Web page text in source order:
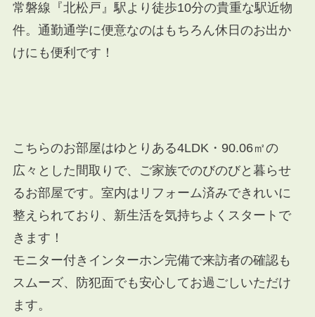
常磐線『北松戸』駅より徒歩10分の貴重な駅近物
件。通勤通学に便意なのはもちろん休日のお出か
けにも便利です！
こちらのお部屋はゆとりある4LDK・90.06㎡の
広々とした間取りで、ご家族でのびのびと暮らせ
るお部屋です。室内はリフォーム済みできれいに
整えられており、新生活を気持ちよくスタートで
きます！
モニター付きインターホン完備で来訪者の確認も
スムーズ、防犯面でも安心してお過ごしいただけ
ます。